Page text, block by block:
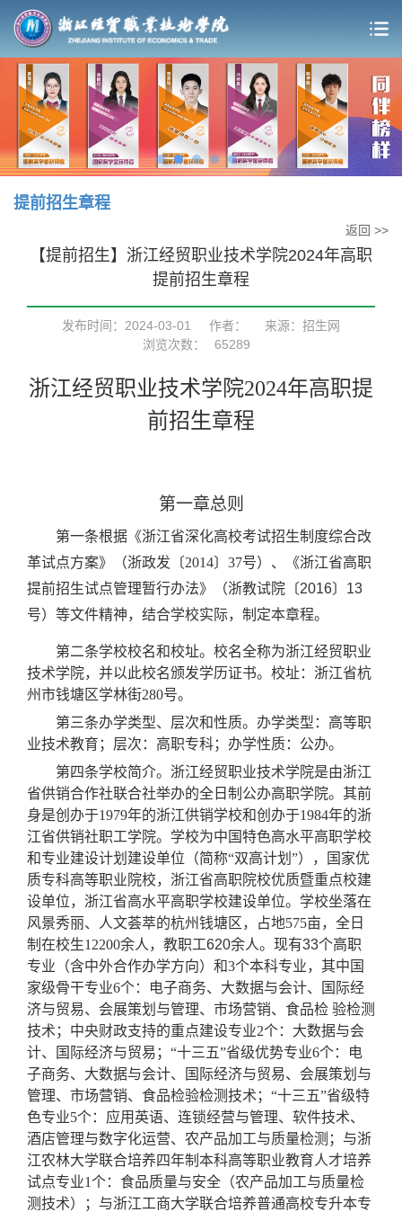
提前招生章程
返回 >>
【提前招生】浙江经贸职业技术学院2024年高职
提前招生章程
发布时间：2024-03-01 作者：
来源：招生网
浏览次数：
65289
浙江经贸职业技术学院2024年高职提
前招生章程
第一章总则
第一条根据《浙江省深化高校考试招生制度综合改
革试点方案》（浙政发〔2014〕37号）、《浙江省高职
提前招生试点管理暂行办法》（浙教试院〔2016〕13
号）等文件精神，结合学校实际，制定本章程。
第二条学校校名和校址。校名全称为浙江经贸职业
技术学院，并以此校名颁发学历证书。校址：浙江省杭
州市钱塘区学林街280号。
第三条办学类型、层次和性质。办学类型：高等职
业技术教育；层次：高职专科；办学性质：公办。
第四条学校简介。浙江经贸职业技术学院是由浙江
省供销合作社联合社举办的全日制公办高职学院。其前
身是创办于1979年的浙江供销学校和创办于1984年的浙
江省供销社职工学院。学校为中国特色高水平高职学校
和专业建设计划建设单位（简称“双高计划”），国家优
质专科高等职业院校，浙江省高职院校优质暨重点校建
设单位，浙江省高水平高职学校建设单位。学校坐落在
风景秀丽、人文荟萃的杭州钱塘区，占地575亩，全日
制在校生12200余人， 教职工620余人。现有33个高职
专业（含中外合作办学方向）和3个本科专业，其中 国
家级骨干专业6个： 电子商务、大数据与会计、
国际经
济与贸易、 会展策划与管理、 市场营销、 食品检 验检测
技术；中央财政支持的重点建设专业2个：大数据与会
计、国际经济与贸易；“十三五”省级优势专业6个：
电
子商务、大数据与会计、 国际经济与贸易、 会展策划与
管理、 市场营销、 食品检验检测技术； “十三五”省级特
色专业5个：应用英语、连锁经营与管理、软件技术、
酒店管理与数字化运营、农产品加工与质量检测；与浙
江农林大学联合培养四年制本科高等职业教育人才培养
试点专业1个：食品质量与安全（农产品加工与质量检
测技术）；与浙江工商大学联合培养普通高校专升本专